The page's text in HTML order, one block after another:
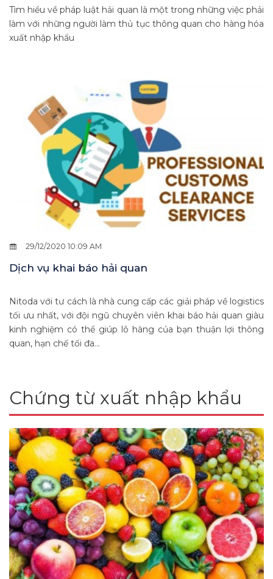
Tìm hiểu về pháp luật hải quan là một trong những việc phải
làm với những người làm thủ tục thông quan cho hàng hóa
xuất nhập khẩu
29/12/2020 10:09 AM
Dịch vụ khai báo hải quan
Nitoda với tư cách là nhà cung cấp các giải pháp về logistics
tối ưu nhất, với đội ngũ chuyên viên khai báo hải quan giàu
kinh nghiệm có thể giúp lô hàng của bạn thuận lợi thông
quan, hạn chế tối đa...
Chứng từ xuất nhập khẩu